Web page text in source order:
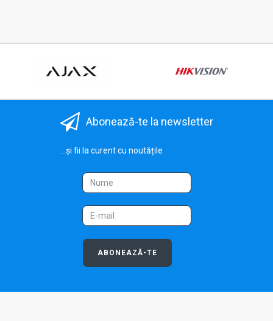
Abonează-te la newsletter
...și fii la curent cu noutățile
ABONEAZĂ-TE